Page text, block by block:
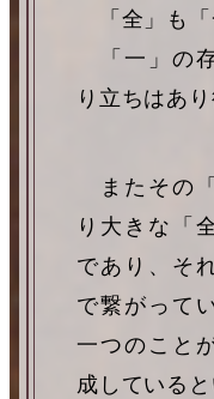
「全」も「
「一」の
り立ちはあり
またその
り大きな「
であり、そ
で繋がって
一つのこと
成していると